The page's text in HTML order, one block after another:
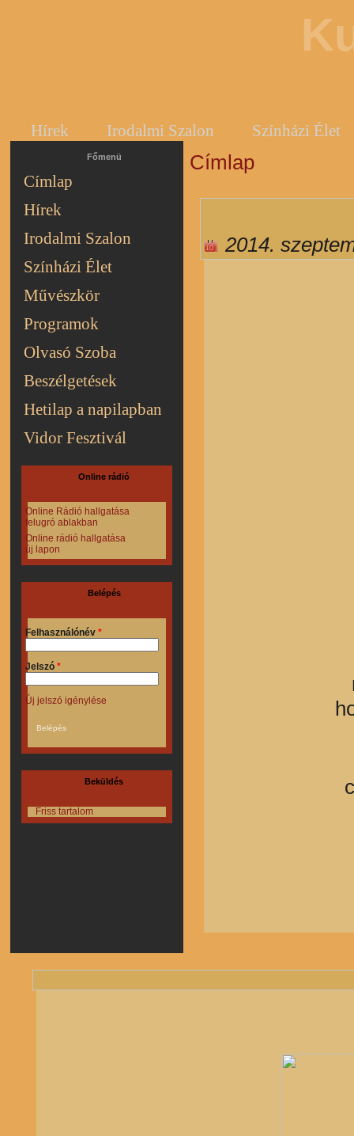
Hírek Irodalmi Szalon Színházi Élet
Főmenü
Címlap
Hírek
Irodalmi Szalon
Színházi Élet
Művészkör
Programok
Olvasó Szoba
Beszélgetések
Hetilap a napilapban
Vidor Fesztivál
Online rádió
Online Rádió hallgatása
felugró ablakban
Online rádió hallgatása
új lapon
Belépés
Felhasználónév *
Jelszó *
Új jelszó igénylése
Beküldés
Friss tartalom
Jelenlegi hely
Címlap
2014.